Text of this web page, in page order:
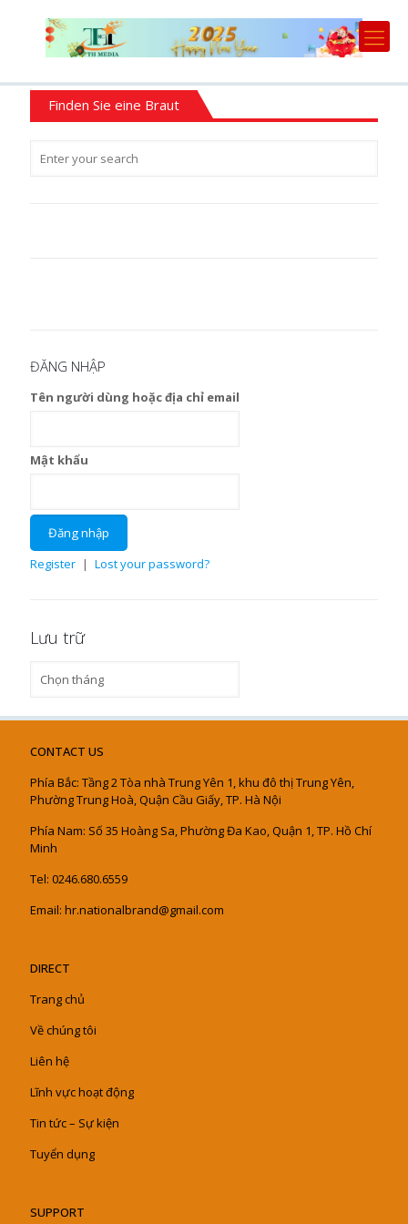
Finden Sie eine Braut
ĐĂNG NHẬP
Tên người dùng hoặc địa chỉ email
Mật khẩu
Register | Lost your password?
Lưu trữ
trữ
CONTACT US
Phía Bắc: Tầng 2 Tòa nhà Trung Yên 1, khu đô thị Trung Yên,
Phường Trung Hoà, Quận Cầu Giấy, TP. Hà Nội
Phía Nam: Số 35 Hoàng Sa, Phường Đa Kao, Quận 1, TP. Hồ Chí
Minh
Tel: 0246.680.6559
Email: hr.nationalbrand@gmail.com
DIRECT
Trang chủ
Về chúng tôi
Liên hệ
Lĩnh vực hoạt động
Tin tức – Sự kiện
Tuyển dụng
SUPPORT